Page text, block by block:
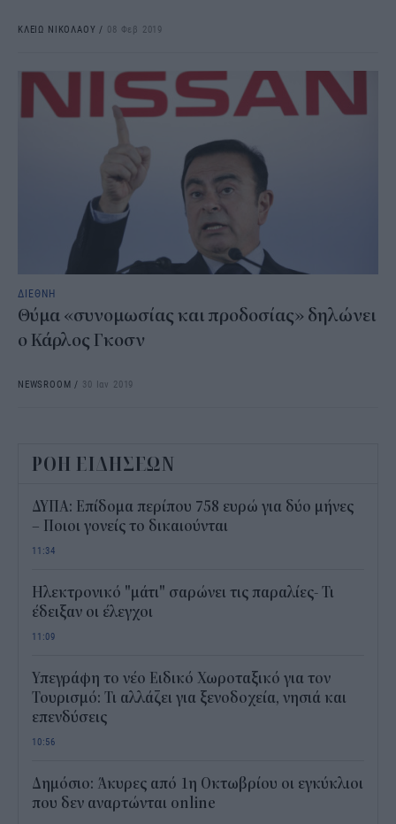
ΚΛΕΙΩ ΝΙΚΟΛΑΟΥ / 08 Φεβ 2019
ΔΙΕΘΝΗ
Θύμα «συνομωσίας και προδοσίας» δηλώνει
ο Κάρλος Γκοσν
NEWSROOM / 30 Ιαν 2019
ΡΟΗ ΕΙΔΗΣΕΩΝ
ΔΥΠΑ: Επίδομα περίπου 758 ευρώ για δύο μήνες
– Ποιοι γονείς το δικαιούνται
11:34
Ηλεκτρονικό "μάτι" σαρώνει τις παραλίες- Τι
έδειξαν οι έλεγχοι
11:09
Υπεγράφη το νέο Ειδικό Χωροταξικό για τον
Τουρισμό: Τι αλλάζει για ξενοδοχεία, νησιά και
επενδύσεις
10:56
Δημόσιο: Άκυρες από 1η Οκτωβρίου οι εγκύκλιοι
που δεν αναρτώνται online